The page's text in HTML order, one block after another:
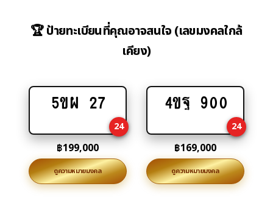
🏆 ป้ายทะเบียนที่คุณอาจสนใจ (เลขมงคลใกล้
เคียง)
Add
cart
5ขผ 27
24
฿199,000
ดูความหมายมงคล
Add
cart
4ขฐ 900
24
฿169,000
ดูความหมายมงคล